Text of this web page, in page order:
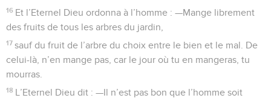
16 Et l’Eternel Dieu ordonna à l’homme : —Mange librement
des fruits de tous les arbres du jardin,
17 sauf du fruit de l’arbre du choix entre le bien et le mal. De
celui-là, n’en mange pas, car le jour où tu en mangeras, tu
mourras.
18 L’Eternel Dieu dit : —Il n’est pas bon que l’homme soit